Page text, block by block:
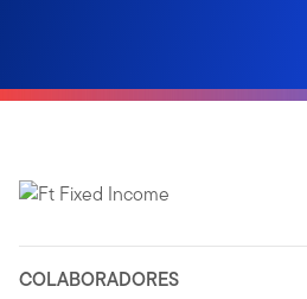
COLABORADORES